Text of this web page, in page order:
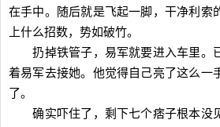
在手中。随后就是飞起一脚，干净利索
上什么招数，势如破竹。
扔掉铁管子，易军就要进入车里。
着易军去接她。他觉得自己亮了这么一
了。
确实吓住了，剩下七个痞子根本没